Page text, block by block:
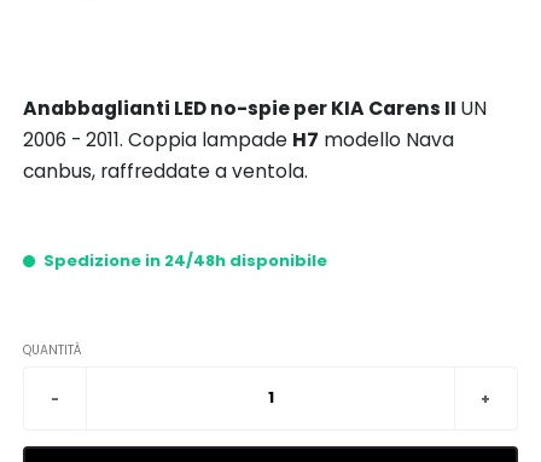
Anabbaglianti LED no-spie per KIA Carens II UN
2006 - 2011. Coppia lampade H7 modello Nava
canbus, raffreddate a ventola.
Spedizione in 24/48h disponibile
QUANTITÀ